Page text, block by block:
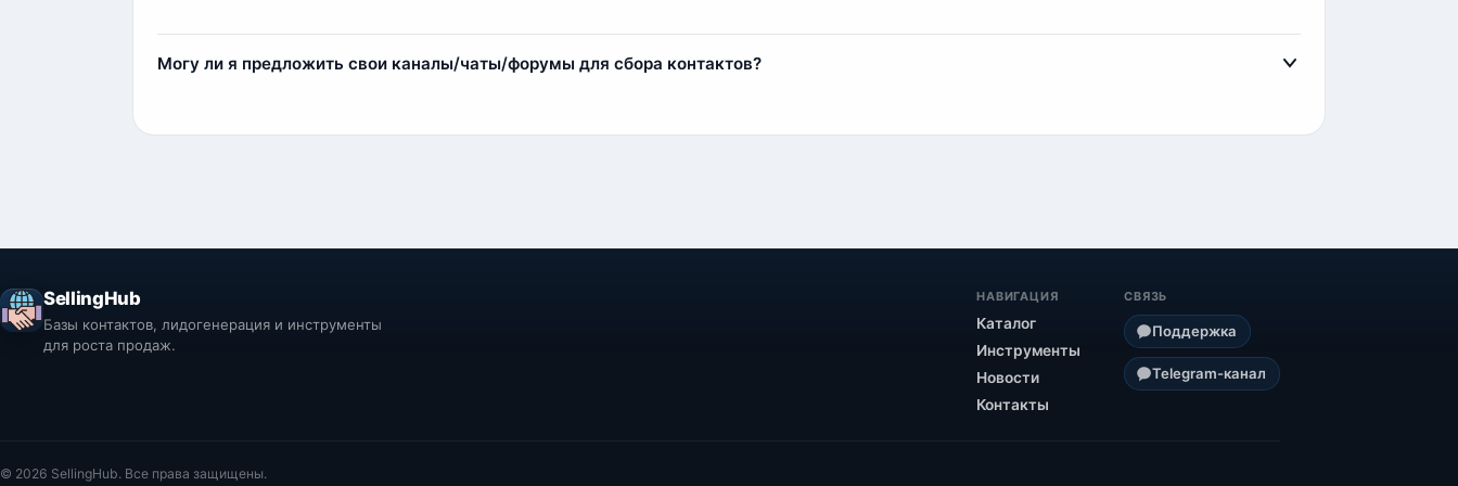
компенсации мы добавим дополнительные контакты.
несколько минут.
Могу ли я предложить свои каналы/чаты/форумы для сбора контактов?
SellingHub
Базы контактов, лидогенерация и инструменты
для роста продаж.
НАВИГАЦИЯ
Каталог
Инструменты
Новости
Контакты
СВЯЗЬ
Поддержка
Telegram-канал
© 2026 SellingHub. Все права защищены.